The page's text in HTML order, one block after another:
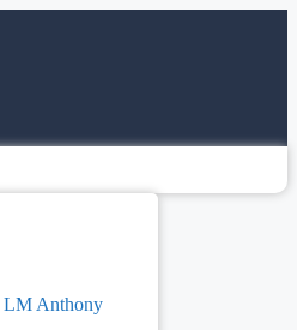
LM Anthony